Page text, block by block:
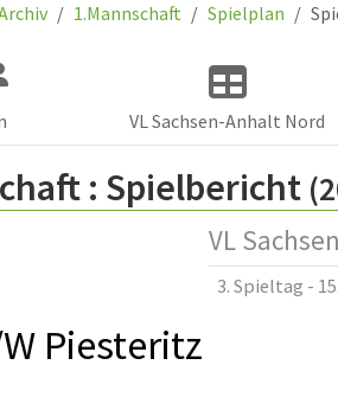
1.Mannschaft Spielplan
VL Sachsen-Anhalt Nord
: Spielbericht
VL
3. Spieltag -
Piesteritz